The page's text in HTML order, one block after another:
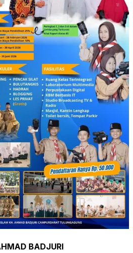
BADJURI